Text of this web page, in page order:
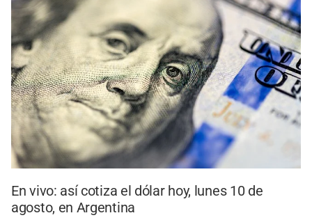
En vivo: así cotiza el dólar hoy, lunes 10 de
agosto, en Argentina